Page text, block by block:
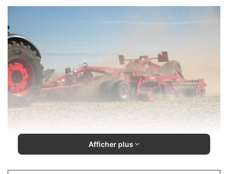
Horsch propose désormais deux diamètres de disques
(montés par paires) différents : 620 mm pour des
Afficher plus